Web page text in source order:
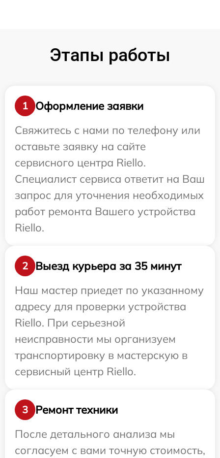
Этапы работы
1
Оформление заявки
Свяжитесь с нами по телефону или
оставьте заявку на сайте
сервисного центра Riello.
Специалист сервиса ответит на Ваш
запрос для уточнения необходимых
работ ремонта Вашего устройства
Riello.
2
Выезд курьера за 35 минут
Наш мастер приедет по указанному
адресу для проверки устройства
Riello. При серьезной
неисправности мы организуем
транспортировку в мастерскую в
сервисный центр Riello.
3
Ремонт техники
После детального анализа мы
согласуем с вами точную стоимость,